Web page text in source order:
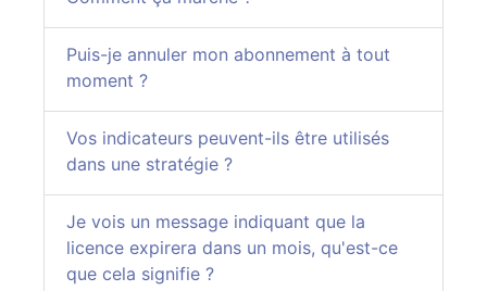
Puis-je annuler mon abonnement à tout
moment ?
Vos indicateurs peuvent-ils être utilisés
dans une stratégie ?
Je vois un message indiquant que la
licence expirera dans un mois, qu'est-ce
que cela signifie ?